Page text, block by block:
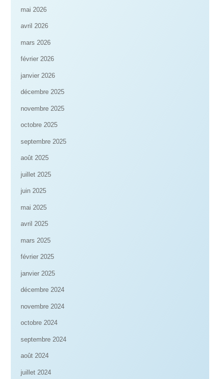
mai 2026
avril 2026
mars 2026
février 2026
janvier 2026
décembre 2025
novembre 2025
octobre 2025
septembre 2025
août 2025
juillet 2025
juin 2025
mai 2025
avril 2025
mars 2025
février 2025
janvier 2025
décembre 2024
novembre 2024
octobre 2024
septembre 2024
août 2024
juillet 2024